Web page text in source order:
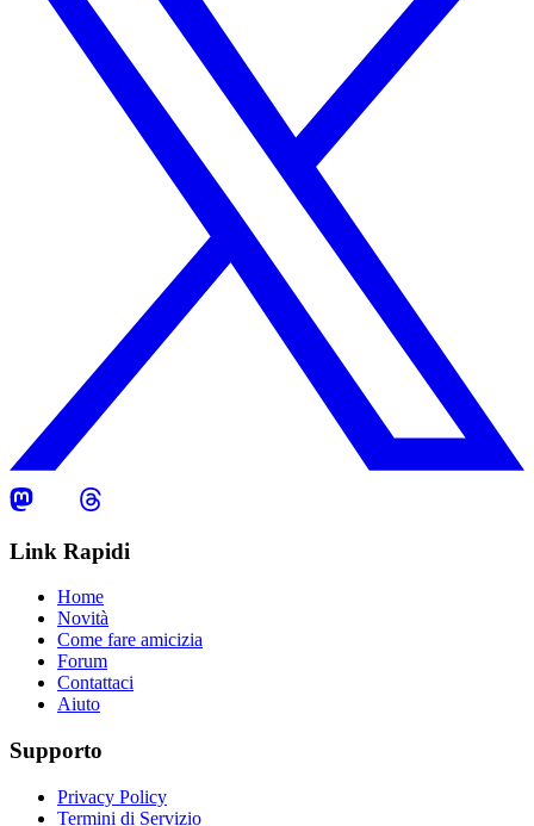
Link Rapidi
Home
Novità
Come fare amicizia
Forum
Contattaci
Aiuto
Supporto
Privacy Policy
Termini di Servizio